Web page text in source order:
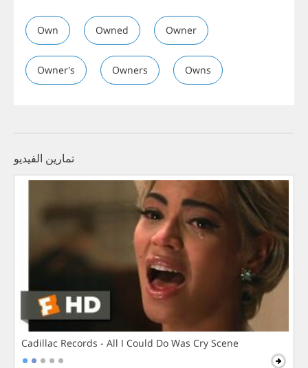
Own Owned Owner
Owner's Owners Owns
تمارين الفيديو
Cadillac Records - All I Could Do Was Cry Scene